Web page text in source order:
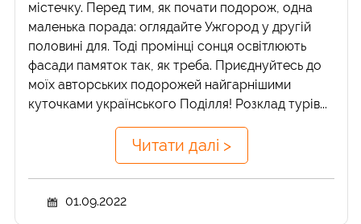
містечку. Перед тим, як почати подорож, одна
маленька порада: оглядайте Ужгород у другій
половині для. Тоді промінці сонця освітлюють
фасади памяток так, як треба. Приєднуйтесь до
моїх авторських подорожей найгарнішими
куточками українського Поділля! Розклад турів...
Читати далі >
01.09.2022